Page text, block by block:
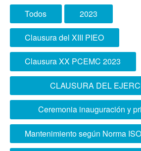
Todos 2023
Clausura del XIII PIEO
Clausura XX PCEMC 2023
CLAUSURA DEL
PLANEAMIENTO
Ceremonia inauguración y
Ejercicio Aplicativo
Mantenimiento según Norma